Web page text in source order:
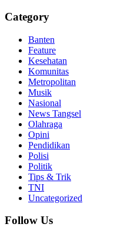
Category
Banten
Feature
Kesehatan
Komunitas
Metropolitan
Musik
Nasional
News Tangsel
Olahraga
Opini
Pendidikan
Polisi
Politik
Tips & Trik
TNI
Uncategorized
Follow Us